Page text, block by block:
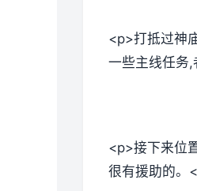
<p>打抵过神
一些主线任务
<p>接下来位
很有援助的。